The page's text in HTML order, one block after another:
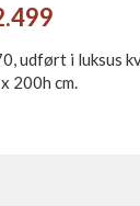
udført i luksus
200h cm.